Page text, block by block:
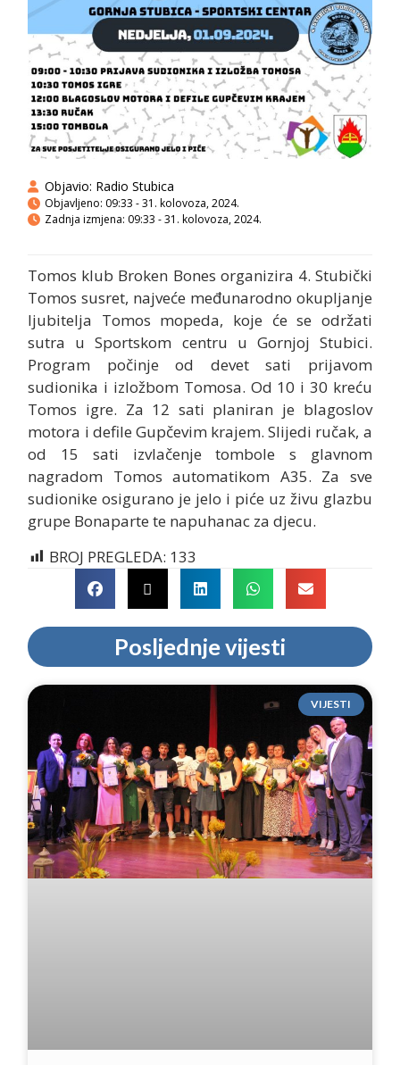
Objavio: Radio Stubica
Objavljeno: 09:33 - 31. kolovoza, 2024.
Zadnja izmjena: 09:33 - 31. kolovoza, 2024.
Tomos klub Broken Bones organizira 4. Stubički
Tomos susret, najveće međunarodno okupljanje
ljubitelja Tomos mopeda, koje će se održati
sutra u Sportskom centru u Gornjoj Stubici.
Program počinje od devet sati prijavom
sudionika i izložbom Tomosa. Od 10 i 30 kreću
Tomos igre. Za 12 sati planiran je blagoslov
motora i defile Gupčevim krajem. Slijedi ručak, a
od 15 sati izvlačenje tombole s glavnom
nagradom Tomos automatikom A35. Za sve
sudionike osigurano je jelo i piće uz živu glazbu
grupe Bonaparte te napuhanac za djecu.
BROJ PREGLEDA: 133
Posljednje vijesti
VIJESTI